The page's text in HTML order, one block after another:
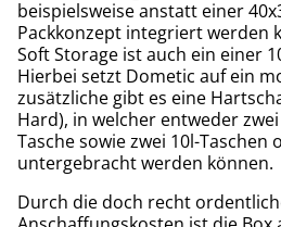
beispielsweise anstatt einer
Packkonzept integriert werden
Soft Storage ist auch ein einer
Hierbei setzt Dometic auf ein
zusätzliche gibt es eine
Hard), in welcher entweder
Tasche sowie zwei 10l-Taschen
untergebracht werden können.
Durch die doch recht